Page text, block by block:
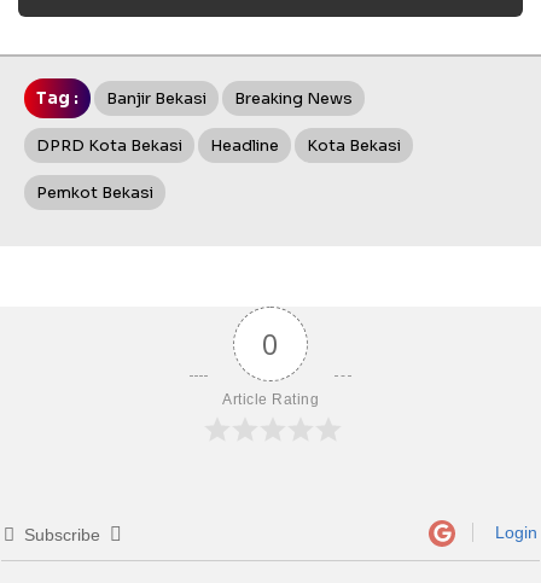
Tag : Banjir Bekasi Breaking News
DPRD Kota Bekasi Headline Kota Bekasi
Pemkot Bekasi
0
Article Rating
Subscribe Login